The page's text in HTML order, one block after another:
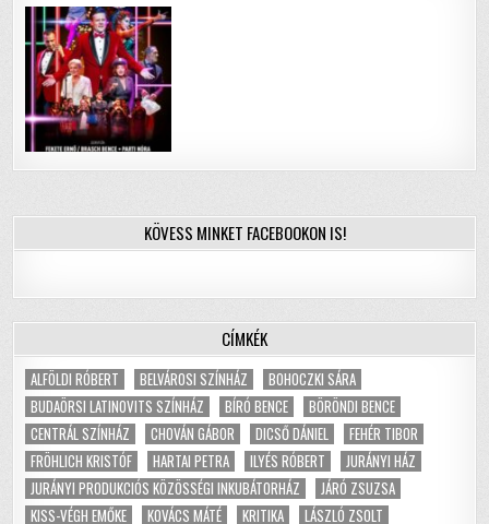
KÖVESS MINKET FACEBOOKON IS!
CÍMKÉK
ALFÖLDI RÓBERT BELVÁROSI SZÍNHÁZ
BOHOCZKI SÁRA
BUDAÖRSI LATINOVITS SZÍNHÁZ
BÍRÓ BENCE
BÖRÖNDI BENCE
CENTRÁL SZÍNHÁZ
CHOVÁN GÁBOR DICSŐ DÁNIEL
FEHÉR TIBOR
FRÖHLICH KRISTÓF
HARTAI PETRA ILYÉS RÓBERT
JURÁNYI HÁZ
JURÁNYI PRODUKCIÓS KÖZÖSSÉGI INKUBÁTORHÁZ
JÁRÓ ZSUZSA
KISS-VÉGH EMŐKE
KOVÁCS MÁTÉ KRITIKA LÁSZLÓ ZSOLT